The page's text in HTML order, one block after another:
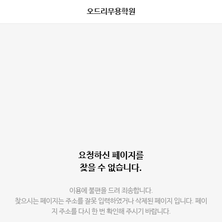
오드리무용학원
요청하신 페이지를
찾을 수 없습니다.
이용에 불편을 드려 죄송합니다.
찾으시는 페이지는 주소를 잘못 입력하였거나 삭제된 페이지 입니다. 페이
지 주소를 다시 한 번 확인해 주시기 바랍니다.